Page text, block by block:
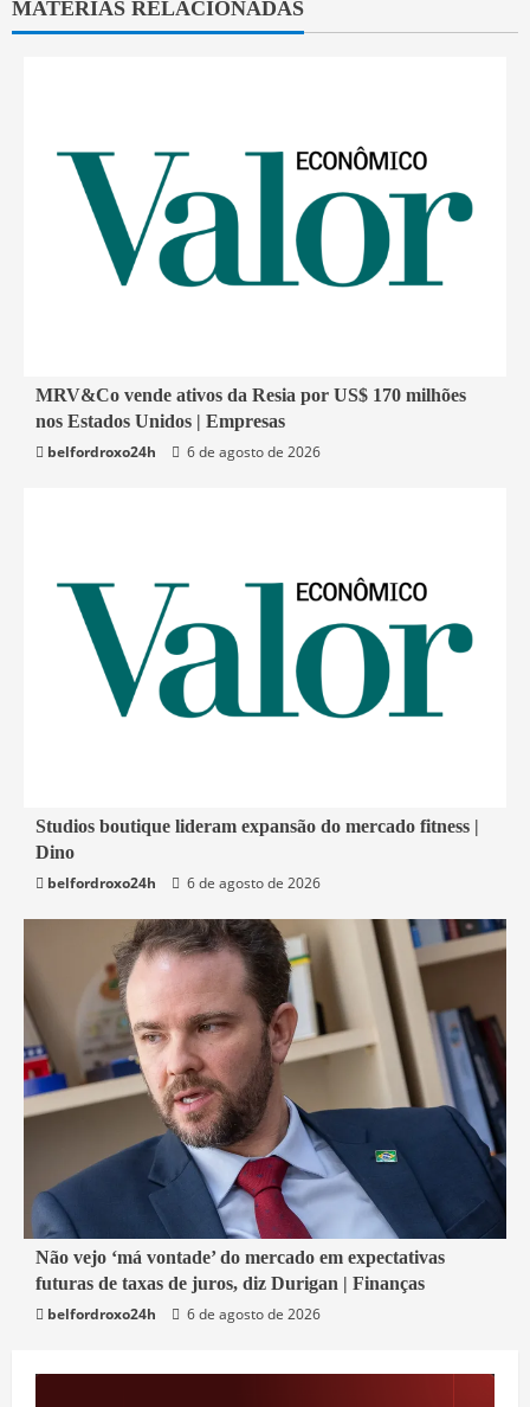
MATÉRIAS RELACIONADAS
2 min read
Economia
MRV&Co vende ativos da Resia por US$ 170 milhões
nos Estados Unidos | Empresas
belfordroxo24h
6 de agosto de 2026
4 min read
Economia
Studios boutique lideram expansão do mercado fitness |
Dino
belfordroxo24h
6 de agosto de 2026
1 min read
Economia
Não vejo ‘má vontade’ do mercado em expectativas
futuras de taxas de juros, diz Durigan | Finanças
belfordroxo24h
6 de agosto de 2026